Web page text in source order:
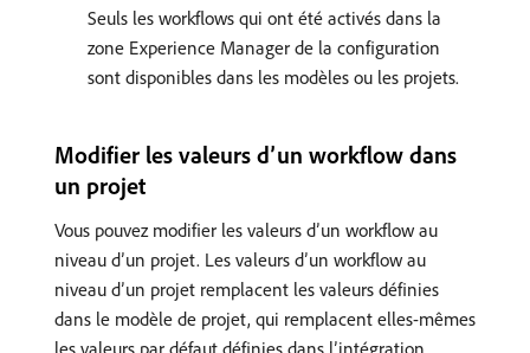
Seuls les workflows qui ont été activés dans la
zone Experience Manager de la configuration
sont disponibles dans les modèles ou les projets.
Modifier les valeurs d’un workflow dans
un projet
Vous pouvez modifier les valeurs d’un workflow au
niveau d’un projet. Les valeurs d’un workflow au
niveau d’un projet remplacent les valeurs définies
dans le modèle de projet, qui remplacent elles-mêmes
les valeurs par défaut définies dans l’intégration